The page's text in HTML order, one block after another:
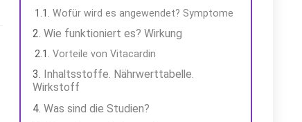
Wofür wird es angewendet? Symptome
Wie funktioniert es? Wirkung
Vorteile von Vitacardin
Inhaltsstoffe. Nährwerttabelle.
Wirkstoff
Was sind die Studien?